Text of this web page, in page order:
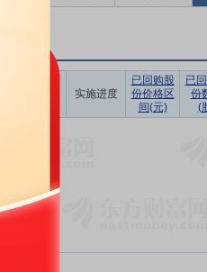
实施进度
已回购股
份价格区
间(元)
已
份
(